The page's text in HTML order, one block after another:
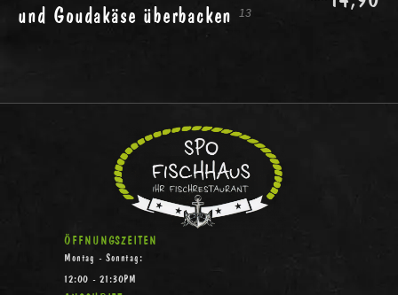
und Goudakäse überbacken13
ÖFFNUNGSZEITEN
Montag - Sonntag:
12:00 - 21:30PM